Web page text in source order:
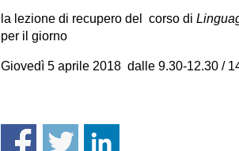
la lezione di recupero del corso di
per il giorno
Giovedì 5 aprile 2018 dalle 9.30-12.30 /